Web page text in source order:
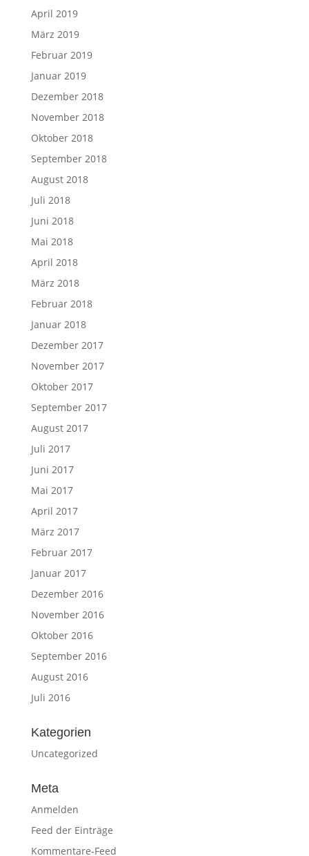
April 2019
März 2019
Februar 2019
Januar 2019
Dezember 2018
November 2018
Oktober 2018
September 2018
August 2018
Juli 2018
Juni 2018
Mai 2018
April 2018
März 2018
Februar 2018
Januar 2018
Dezember 2017
November 2017
Oktober 2017
September 2017
August 2017
Juli 2017
Juni 2017
Mai 2017
April 2017
März 2017
Februar 2017
Januar 2017
Dezember 2016
November 2016
Oktober 2016
September 2016
August 2016
Juli 2016
Kategorien
Uncategorized
Meta
Anmelden
Feed der Einträge
Kommentare-Feed